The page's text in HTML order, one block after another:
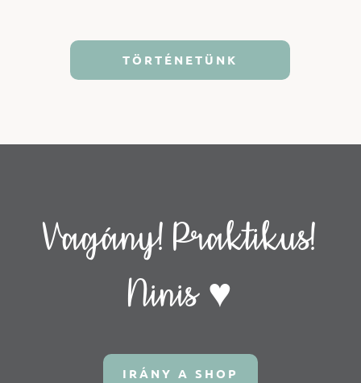
TÖRTÉNETÜNK
Vagány! Praktikus!
Ninis ♥
IRÁNY A SHOP